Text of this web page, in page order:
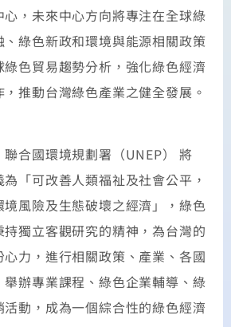
，未來中心方向將專注在全球綠
綠色新政和環境與能源相關政策
色貿易趨勢分析，強化綠色經濟
推動台灣綠色產業之健全發展。
合國環境規劃署（UNEP） 將
為「可改善人類福祉及社會公平，
風險及生態破壞之經濟」，綠色
獨立客觀研究的精神，為台灣的
力，進行相關政策、產業、各國
辦專業課程、綠色企業輔導、綠
動，成為一個綜合性的綠色經濟